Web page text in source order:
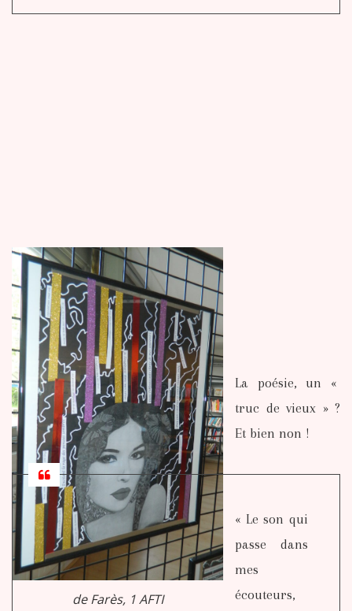
de Farès, 1 AFTI
La poésie, un «
truc de vieux » ?
Et bien non !
« Le son qui
passe dans
mes
écouteurs,